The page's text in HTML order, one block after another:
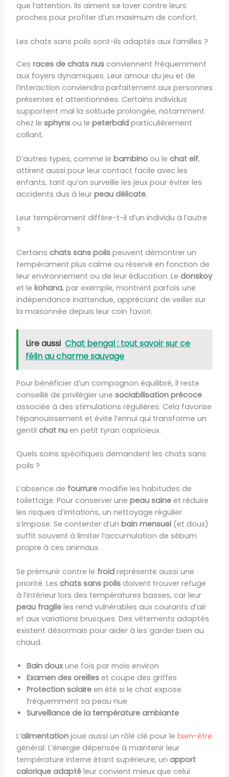
que l’attention. Ils aiment se lover contre leurs
proches pour profiter d’un maximum de confort.
Les chats sans poils sont-ils adaptés aux familles ?
Ces races de chats nusconviennent fréquemment
aux foyers dynamiques. Leur amour du jeu et de
l’interaction conviendra parfaitement aux personnes
présentes et attentionnées. Certains individus
supportent mal la solitude prolongée, notamment
chez le sphynxou le peterbaldparticulièrement
collant.
D’autres types, comme le bambinoou le chat elf,
attirent aussi pour leur contact facile avec les
enfants, tant qu’on surveille les jeux pour éviter les
accidents dus à leur peau délicate.
Leur tempérament diffère-t-il d’un individu à l’autre
?
Certains chats sans poilspeuvent démontrer un
tempérament plus calme ou réservé en fonction de
leur environnement ou de leur éducation. Le donskoy
et le kohana, par exemple, montrent parfois une
indépendance inattendue, appréciant de veiller sur
la maisonnée depuis leur coin favori.
Lire aussi Chat bengal : tout savoir sur ce
félin au charme sauvage
Pour bénéficier d’un compagnon équilibré, il reste
conseillé de privilégier une sociabilisation précoce
associée à des stimulations régulières. Cela favorise
l’épanouissement et évite l’ennui qui transforme un
gentil chat nuen petit tyran capricieux.
Quels soins spécifiques demandent les chats sans
poils ?
L’absence de fourruremodifie les habitudes de
toilettage. Pour conserver une peau saineet réduire
les risques d’irritations, un nettoyage régulier
s’impose. Se contenter d’un bain mensuel(et doux)
suffit souvent à limiter l’accumulation de sébum
propre à ces animaux.
Se prémunir contre le froidreprésente aussi une
priorité. Les chats sans poilsdoivent trouver refuge
à l’intérieur lors des températures basses, car leur
peau fragileles rend vulnérables aux courants d’air
et aux variations brusques. Des vêtements adaptés
existent désormais pour aider à les garder bien au
chaud.
Bain douxune fois par mois environ
Examen des oreilleset coupe des griffes
Protection solaireen été si le chat expose
fréquemment sa peau nue
Surveillance de la température ambiante
L’alimentationjoue aussi un rôle clé pour le bien-être
général. L’énergie dépensée à maintenir leur
température interne étant supérieure, un apport
calorique adaptéleur convient mieux que celui